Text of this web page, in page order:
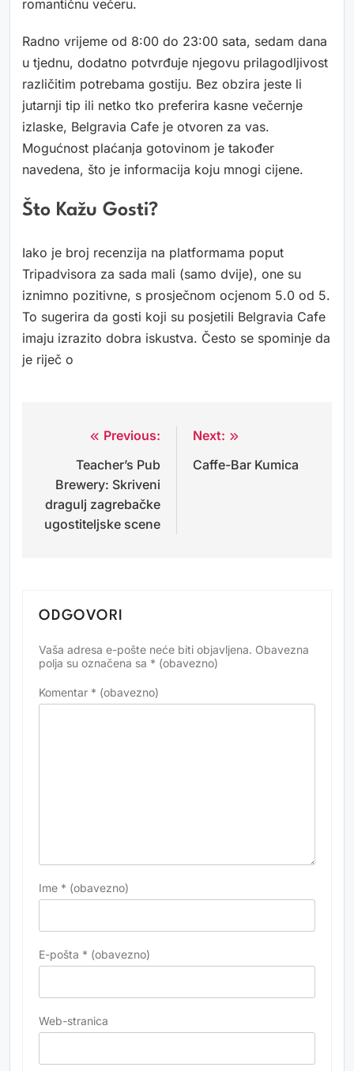
romantičnu večeru.
Radno vrijeme od 8:00 do 23:00 sata, sedam dana
u tjednu, dodatno potvrđuje njegovu prilagodljivost
različitim potrebama gostiju. Bez obzira jeste li
jutarnji tip ili netko tko preferira kasne večernje
izlaske, Belgravia Cafe je otvoren za vas.
Mogućnost plaćanja gotovinom je također
navedena, što je informacija koju mnogi cijene.
Što Kažu Gosti?
Iako je broj recenzija na platformama poput
Tripadvisora za sada mali (samo dvije), one su
iznimno pozitivne, s prosječnom ocjenom 5.0 od 5.
To sugerira da gosti koji su posjetili Belgravia Cafe
imaju izrazito dobra iskustva. Često se spominje da
je riječ o
Navigacija
objava
Previous:
Teacher’s Pub
Brewery: Skriveni
dragulj zagrebačke
ugostiteljske scene
Next:
Caffe-Bar Kumica
ODGOVORI
Vaša adresa e-pošte neće biti objavljena. Obavezna
polja su označena sa * (obavezno)
Komentar * (obavezno)
Ime * (obavezno)
E-pošta * (obavezno)
Web-stranica
Alternative: